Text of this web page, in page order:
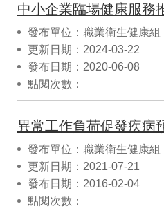
中小企業臨場健康服務
發布單位：職業衛生健康組
更新日期：2024-03-22
發布日期：2020-06-08
點閱次數：
異常工作負荷促發疾病
發布單位：職業衛生健康組
更新日期：2021-07-21
發布日期：2016-02-04
點閱次數：